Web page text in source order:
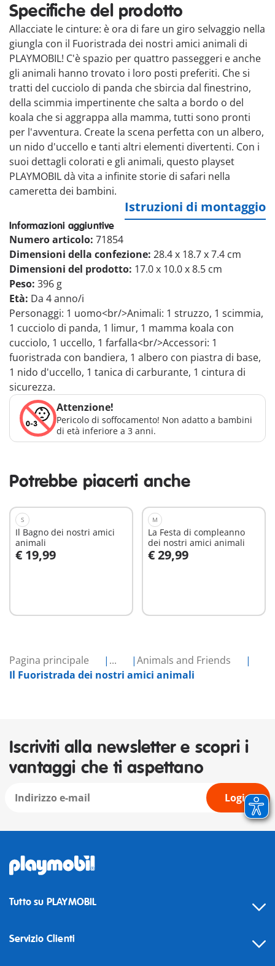
Pagina principale ...
Animals and Friends
Il Fuoristrada dei nostri amici animali
Specifiche del prodotto
Allacciate le cinture: è ora di fare un giro selvaggio nella
giungla con il Fuoristrada dei nostri amici animali di
PLAYMOBIL! C'è spazio per quattro passeggeri e anche
gli animali hanno trovato i loro posti preferiti. Che si
tratti del cucciolo di panda che sbircia dal finestrino,
della scimmia impertinente che salta a bordo o del
koala che si aggrappa alla mamma, tutti sono pronti
per l'avventura. Create la scena perfetta con un albero,
un nido d'uccello e tanti altri elementi divertenti. Con i
suoi dettagli colorati e gli animali, questo playset
PLAYMOBIL dà vita a infinite storie di safari nella
cameretta dei bambini.
Istruzioni di montaggio
Informazioni aggiuntive
Numero articolo: 71854
Dimensioni della confezione: 28.4 x 18.7 x 7.4 cm
Dimensioni del prodotto: 17.0 x 10.0 x 8.5 cm
Peso: 396 g
Età: Da 4 anno/i
Personaggi: 1 uomo<br/>Animali: 1 struzzo, 1 scimmia,
1 cucciolo di panda, 1 limur, 1 mamma koala con
cucciolo, 1 uccello, 1 farfalla<br/>Accessori: 1
fuoristrada con bandiera, 1 albero con piastra di base,
1 nido d'uccello, 1 tanica di carburante, 1 cintura di
sicurezza.
Attenzione!
Pericolo di soffocamento! Non adatto a bambini
di età inferiore a 3 anni.
Potrebbe piacerti anche
S
Il Bagno dei nostri amici
animali
€ 19,99
Aggiungi al carrello
M
La Festa di compleanno
dei nostri amici animali
€ 29,99
Aggiungi al carrello
Iscriviti alla newsletter e scopri i
vantaggi che ti aspettano
Login
Tutto su PLAYMOBIL
Servizio Clienti